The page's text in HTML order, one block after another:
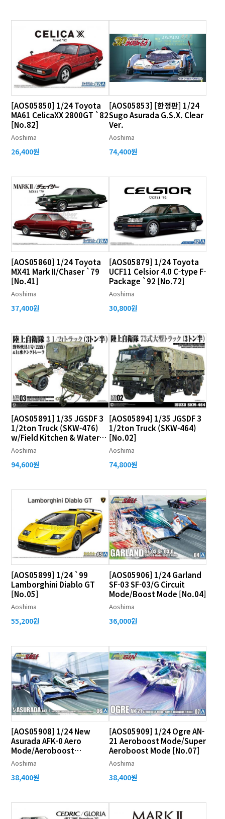
[AOS05850] 1/24 Toyota
MA61 CelicaXX 2800GT `82
[No.82]
Aoshima
26,400원
[AOS05853] [한정판] 1/24
Sugo Asurada G.S.X. Clear
Ver.
Aoshima
74,400원
[AOS05860] 1/24 Toyota
MX41 Mark II/Chaser `79
[No.41]
Aoshima
37,400원
[AOS05879] 1/24 Toyota
UCF11 Celsior 4.0 C-type F-
Package `92 [No.72]
Aoshima
30,800원
[AOS05891] 1/35 JGSDF 3
1/2ton Truck (SKW-476)
w/Field Kitchen & Water
Tank Trailer [No.03]
Aoshima
94,600원
[AOS05894] 1/35 JGSDF 3
1/2ton Truck (SKW-464)
[No.02]
Aoshima
74,800원
[AOS05899] 1/24 `99
Lamborghini Diablo GT
[No.05]
Aoshima
55,200원
[AOS05906] 1/24 Garland
SF-03 SF-03/G Circuit
Mode/Boost Mode [No.04]
Aoshima
36,000원
[AOS05908] 1/24 New
Asurada AFK-0 Aero
Mode/Aeroboost
Mode/Spiralboost Mode
Aoshima
38,400원
[AOS05909] 1/24 Ogre AN-
21 Aeroboost Mode/Super
Aeroboost Mode [No.07]
Aoshima
38,400원